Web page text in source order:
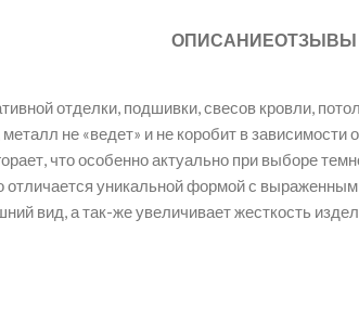
ОПИСАНИЕ
отделки, подшивки, свесов кровли,
не «ведет» и не коробит в
что особенно актуально при выборе
уникальной формой с
вид, а так-же увеличивает жесткость